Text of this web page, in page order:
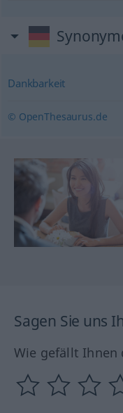
Dankbarkeit
© OpenThesaurus.de
Sagen Sie uns
Wie gefällt Ihnen